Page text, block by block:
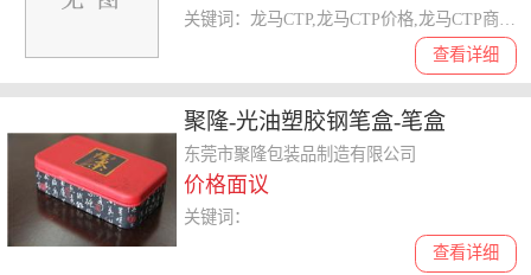
查看详细
聚隆-光油塑胶钢笔盒-笔盒
东莞市聚隆包装品制造有限公司
价格面议
查看详细
关键词：